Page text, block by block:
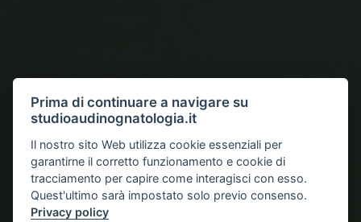
Prima di continuare a navigare su
studioaudinognatologia.it
Il nostro sito Web utilizza cookie essenziali per
garantirne il corretto funzionamento e cookie di
tracciamento per capire come interagisci con esso.
Quest'ultimo sarà impostato solo previo consenso.
Privacy policy